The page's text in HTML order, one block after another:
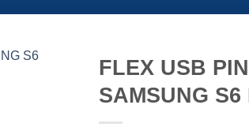
FLEX USB
SAMSUNG S6